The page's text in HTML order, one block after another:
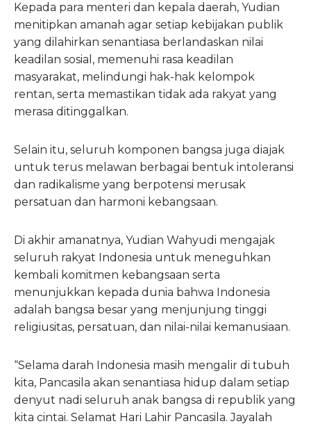
Kepada para menteri dan kepala daerah, Yudian
menitipkan amanah agar setiap kebijakan publik
yang dilahirkan senantiasa berlandaskan nilai
keadilan sosial, memenuhi rasa keadilan
masyarakat, melindungi hak-hak kelompok
rentan, serta memastikan tidak ada rakyat yang
merasa ditinggalkan.
Selain itu, seluruh komponen bangsa juga diajak
untuk terus melawan berbagai bentuk intoleransi
dan radikalisme yang berpotensi merusak
persatuan dan harmoni kebangsaan.
Di akhir amanatnya, Yudian Wahyudi mengajak
seluruh rakyat Indonesia untuk meneguhkan
kembali komitmen kebangsaan serta
menunjukkan kepada dunia bahwa Indonesia
adalah bangsa besar yang menjunjung tinggi
religiusitas, persatuan, dan nilai-nilai kemanusiaan.
“Selama darah Indonesia masih mengalir di tubuh
kita, Pancasila akan senantiasa hidup dalam setiap
denyut nadi seluruh anak bangsa di republik yang
kita cintai. Selamat Hari Lahir Pancasila. Jayalah